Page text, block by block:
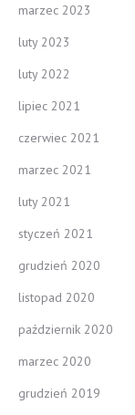
marzec 2023
luty 2023
luty 2022
lipiec 2021
czerwiec 2021
marzec 2021
luty 2021
styczeń 2021
grudzień 2020
listopad 2020
październik 2020
marzec 2020
grudzień 2019